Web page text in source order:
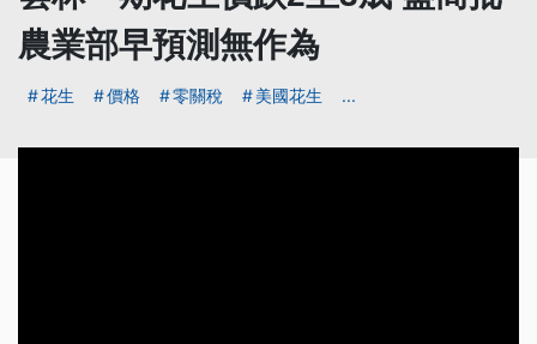
農業部早預測無作為
花生 價格 零關稅 美國花生 ...